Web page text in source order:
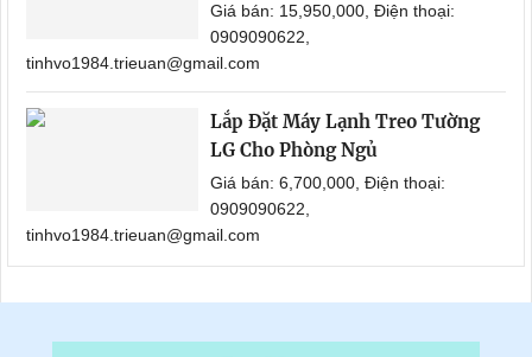
Giá bán: 15,950,000, Điện thoại:
0909090622,
tinhvo1984.trieuan@gmail.com
Lắp Đặt Máy Lạnh Treo Tường
LG Cho Phòng Ngủ
Giá bán: 6,700,000, Điện thoại:
0909090622,
tinhvo1984.trieuan@gmail.com